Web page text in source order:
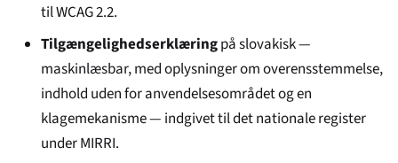
til WCAG 2.2.
Tilgængelighedserklæringpå slovakisk —
maskinlæsbar, med oplysninger om overensstemmelse,
indhold uden for anvendelsesområdet og en
klagemekanisme — indgivet til det nationale register
under MIRRI.